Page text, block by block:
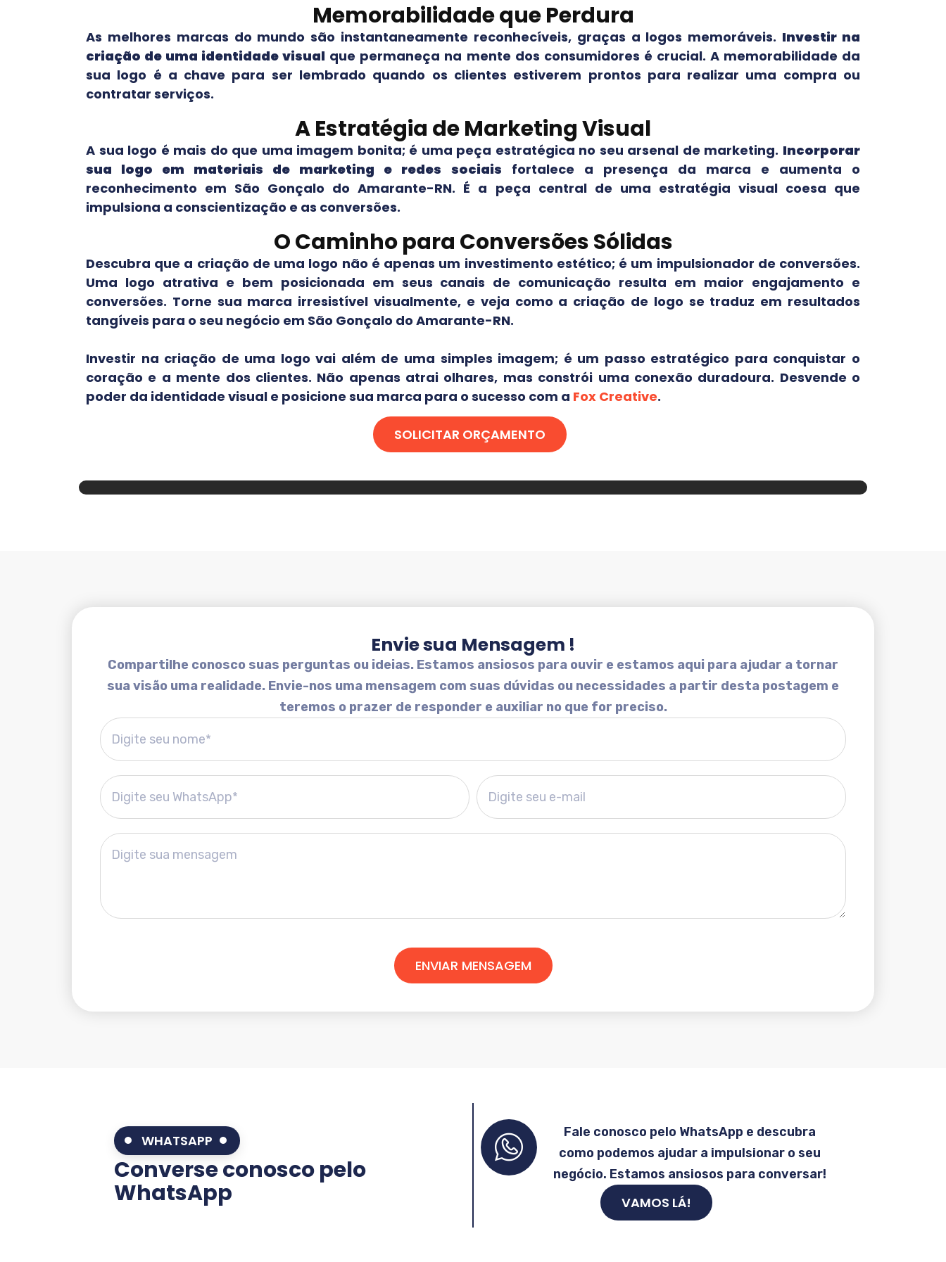
Memorabilidade que Perdura
As melhores marcas do mundo são instantaneamente reconhecíveis, graças a logos memoráveis. Investir na
criação de uma identidade visual que permaneça na mente dos consumidores é crucial. A memorabilidade da
sua logo é a chave para ser lembrado quando os clientes estiverem prontos para realizar uma compra ou
contratar serviços.
A Estratégia de Marketing Visual
A sua logo é mais do que uma imagem bonita; é uma peça estratégica no seu arsenal de marketing. Incorporar
sua logo em materiais de marketing e redes sociais fortalece a presença da marca e aumenta o
reconhecimento em São Gonçalo do Amarante-RN. É a peça central de uma estratégia visual coesa que
impulsiona a conscientização e as conversões.
O Caminho para Conversões Sólidas
Descubra que a criação de uma logo não é apenas um investimento estético; é um impulsionador de conversões.
Uma logo atrativa e bem posicionada em seus canais de comunicação resulta em maior engajamento e
conversões. Torne sua marca irresistível visualmente, e veja como a criação de logo se traduz em resultados
tangíveis para o seu negócio em São Gonçalo do Amarante-RN.
Investir na criação de uma logo vai além de uma simples imagem; é um passo estratégico para conquistar o
coração e a mente dos clientes. Não apenas atrai olhares, mas constrói uma conexão duradoura. Desvende o
poder da identidade visual e posicione sua marca para o sucesso com a Fox Creative.
SOLICITAR ORÇAMENTO
Envie sua Mensagem !
Compartilhe conosco suas perguntas ou ideias. Estamos ansiosos para ouvir e estamos aqui para ajudar a tornar
sua visão uma realidade. Envie-nos uma mensagem com suas dúvidas ou necessidades a partir desta postagem e
teremos o prazer de responder e auxiliar no que for preciso.
ENVIAR MENSAGEM
WHATSAPP
Converse conosco pelo
WhatsApp
Fale conosco pelo WhatsApp e descubra
como podemos ajudar a impulsionar o seu
negócio. Estamos ansiosos para conversar!
VAMOS LÁ!